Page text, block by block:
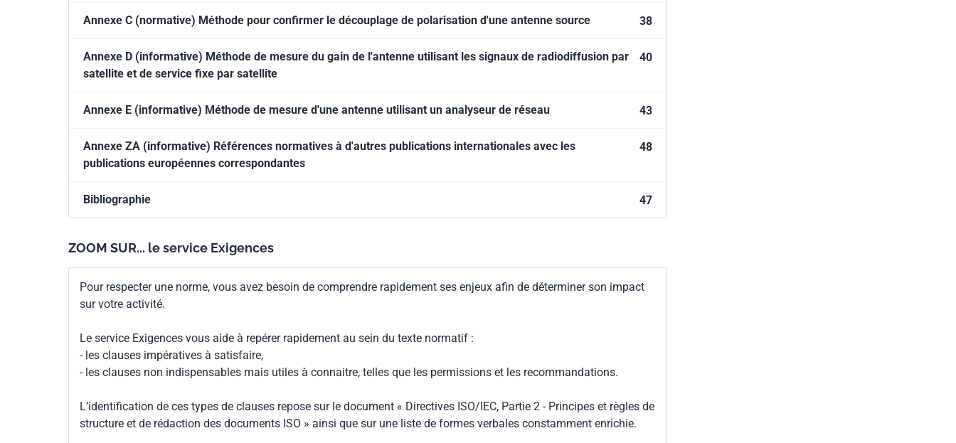
Annexe C (normative) Méthode pour confirmer le découplage de polarisation d'une antenne source 38
Annexe D (informative) Méthode de mesure du gain de l'antenne utilisant les signaux de radiodiffusion par
satellite et de service fixe par satellite
40
Annexe E (informative) Méthode de mesure d'une antenne utilisant un analyseur de réseau 43
Annexe ZA (informative) Références normatives à d'autres publications internationales avec les
publications européennes correspondantes
48
Bibliographie 47
ZOOM SUR... le service Exigences
Pour respecter une norme, vous avez besoin de comprendre rapidement ses enjeux afin de déterminer son impact
sur votre activité.
Le service Exigences vous aide à repérer rapidement au sein du texte normatif :
- les clauses impératives à satisfaire,
- les clauses non indispensables mais utiles à connaitre, telles que les permissions et les recommandations.
L’identification de ces types de clauses repose sur le document « Directives ISO/IEC, Partie 2 - Principes et règles de
structure et de rédaction des documents ISO » ainsi que sur une liste de formes verbales constamment enrichie.